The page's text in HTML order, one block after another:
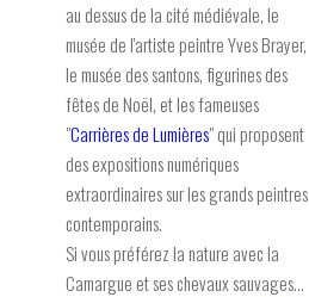
au dessus de la cité médiévale, le
musée de l'artiste peintre Yves Brayer,
le musée des santons, figurines des
fêtes de Noël, et les fameuses
"Carrières de Lumières" qui proposent
des expositions numériques
extraordinaires sur les grands peintres
contemporains.
Si vous préférez la nature avec la
Camargue et ses chevaux sauvages...